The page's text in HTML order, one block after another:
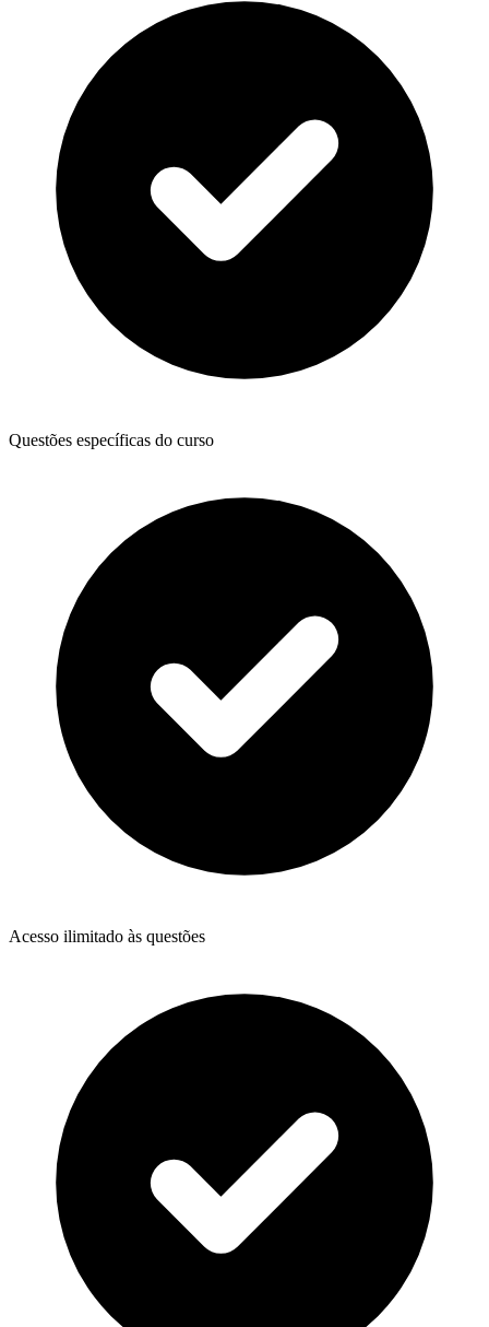
Questões específicas do curso
Acesso ilimitado às questões